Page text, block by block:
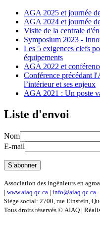
AGA 2025 et journée
AGA 2024 et journée
Visite de la centrale
Symposium 2023 -
Les 5 exigences clefs
équipements
AGA 2022 et
Conférence précédant
l’intérieur et ses enjeux
AGA 2021 : Un poste
Liste d'envoi
Nom
E-mail
Association des ingénieurs en
| www.aiaq.qc.ca | info@aiaq.qc.ca
Siège social: 2700, rue Einstein,
Tous droits réservés © AIAQ |